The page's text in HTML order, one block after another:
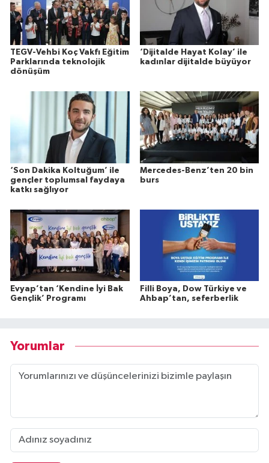
TEGV-Vehbi Koç Vakfı Eğitim
Parklarında teknolojik
dönüşüm
‘Dijitalde Hayat Kolay’ ile
kadınlar dijitalde büyüyor
‘Son Dakika Koltuğum’ ile
gençler toplumsal faydaya
katkı sağlıyor
Mercedes-Benz’ten 20 bin
burs
Evyap’tan ‘Kendine İyi Bak
Gençlik’ Programı
Filli Boya, Dow Türkiye ve
Ahbap’tan, seferberlik
Yorumlar